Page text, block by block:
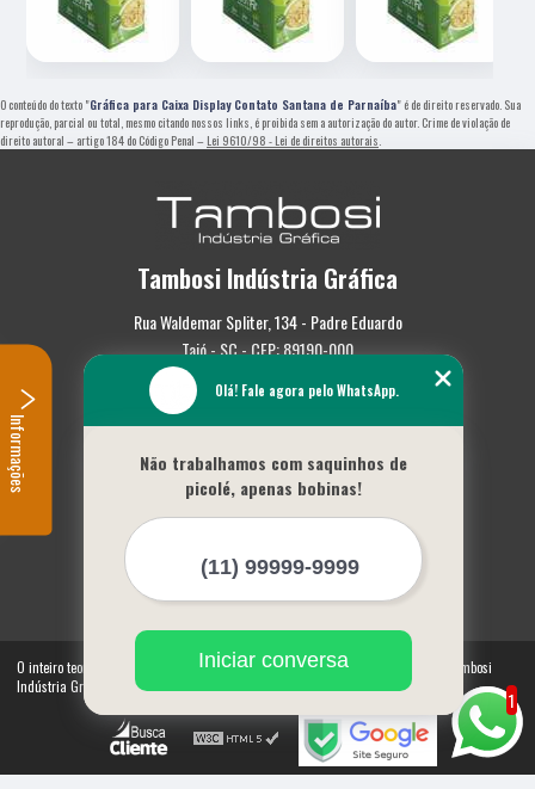
O conteúdo do texto "Gráfica para Caixa Display Contato Santana de Parnaíba" é de direito reservado. Sua
reprodução, parcial ou total, mesmo citando nossos links, é proibida sem a autorização do autor. Crime de violação de
direito autoral – artigo 184 do Código Penal – Lei 9610/98 - Lei de direitos autorais
Tambosi Indústria Gráfica
Rua Waldemar Spliter, 134 - Padre Eduardo
Taió - SC - CEP: 89190-000
(47) 3562-0587
Empresa
Missão
Serviços
Mapa do site
Mais Serviços
O inteiro teor deste site está sujeito à proteção de direitos autorais. Copyright© Tambosi
Indústria Gráfica (Lei 9610 de 19/02/1998)
1
Olá! Fale agora pelo WhatsApp.
Não trabalhamos com saquinhos de
picolé, apenas bobinas!
Iniciar conversa
Informações